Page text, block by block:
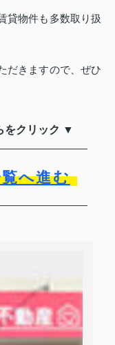
貸物件も多数取り扱
だきますので、ぜひ
をクリック ▼
へ進む